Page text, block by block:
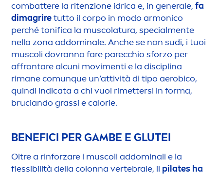
combattere la ritenzione idrica e, in generale, fa
dimagriretutto il corpo in modo armonico
perché tonifica la muscolatura, specialmente
nella zona addominale. Anche se non sudi, i tuoi
muscoli dovranno fare parecchio sforzo per
affrontare alcuni movimenti e la disciplina
rimane comunque un’attività di tipo aerobico,
quindi indicata a chi vuoi rimettersi in forma,
bruciando grassi e calorie.
BENEFICI PER GAMBE E GLUTEI
Oltre a rinforzare i muscoli addominali e la
flessibilità della colonna vertebrale, il pilates ha